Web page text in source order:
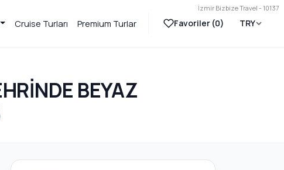
İzmir Bizbize Travel - 10137
Cruise Turları Premium Turlar Favoriler (0) TRY
BEYAZ